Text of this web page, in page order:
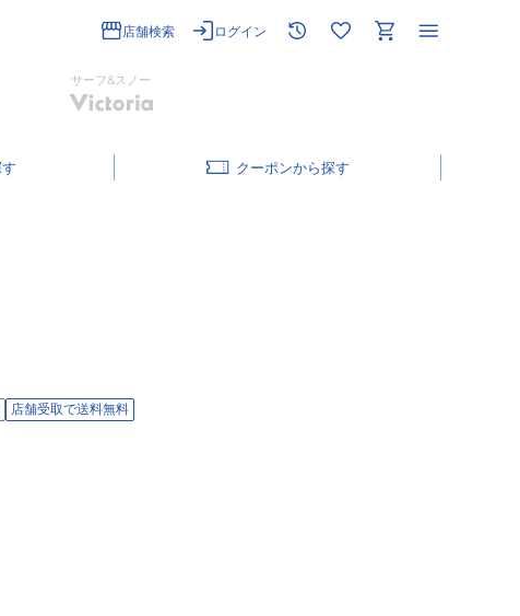
店舗検索 ログイン
サーフ&スノー
クーポン
店舗受取で送料無料